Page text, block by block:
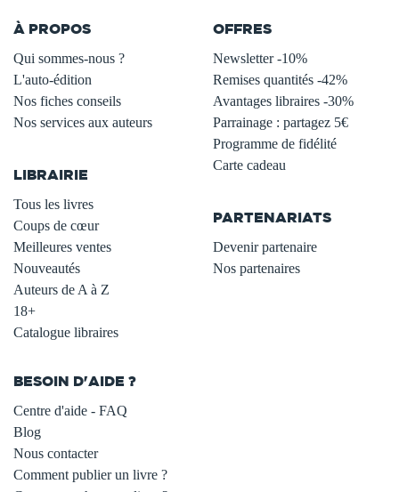
À PROPOS
Qui sommes-nous ?
L'auto-édition
Nos fiches conseils
Nos services aux auteurs
LIBRAIRIE
Tous les livres
Coups de cœur
Meilleures ventes
Nouveautés
Auteurs de A à Z
18+
Catalogue libraires
OFFRES
Newsletter -10%
Remises quantités -42%
Avantages libraires -30%
Parrainage : partagez 5€
Programme de fidélité
Carte cadeau
PARTENARIATS
Devenir partenaire
Nos partenaires
BESOIN D'AIDE ?
Centre d'aide - FAQ
Blog
Nous contacter
Comment publier un livre ?